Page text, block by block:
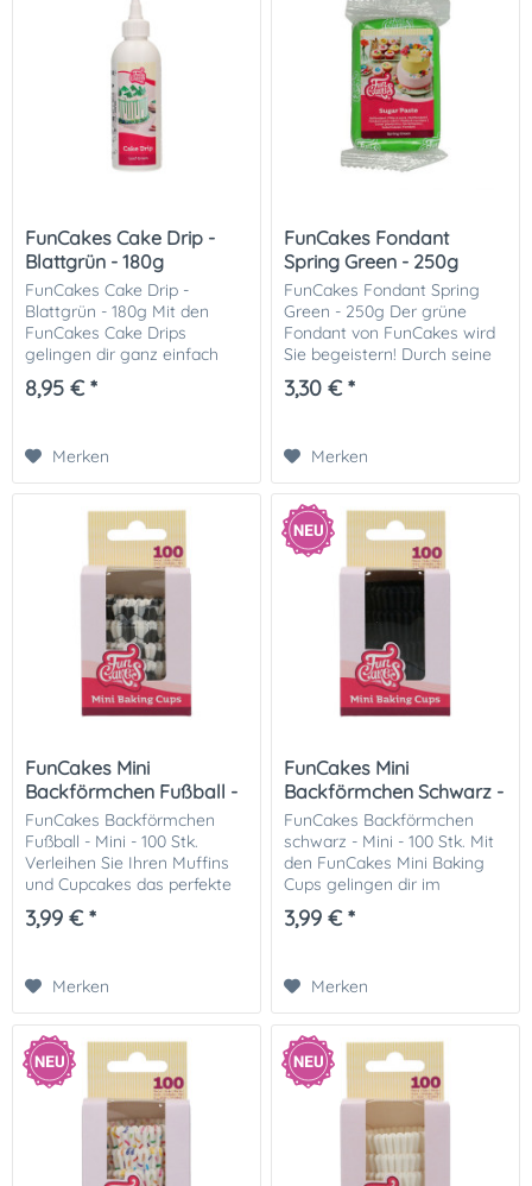
FunCakes Cake Drip -
Blattgrün - 180g
FunCakes Cake Drip -
Blattgrün - 180g Mit den
FunCakes Cake Drips
gelingen dir ganz einfach
Drip Cakes. Der FunCakes
Cake Drip kommt in einer
8,95 € *
Merken
FunCakes Fondant
Spring Green - 250g
FunCakes Fondant Spring
Green - 250g Der grüne
Fondant von FunCakes wird
Sie begeistern! Durch seine
neue Rezeptur hat der
Fondant eine noch glattere,
3,30 € *
Merken
FunCakes Mini
Backförmchen Fußball -
100 Stk
FunCakes Backförmchen
Fußball - Mini - 100 Stk.
Verleihen Sie Ihren Muffins
und Cupcakes das perfekte
Fußball-Design! Die Mini
Baking Cups mit
Kindergeburtstage,...
3,99 € *
Merken
FunCakes Mini
Backförmchen Schwarz -
100 Stk
FunCakes Backförmchen
schwarz - Mini - 100 Stk. Mit
den FunCakes Mini Baking
Cups gelingen dir im
Handumdrehen
wunderschöne Mini-
sind besonders...
3,99 € *
Merken